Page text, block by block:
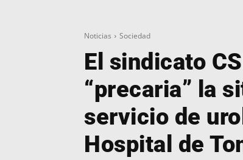
Noticias Sociedad
El sindicato
“precaria” la
servicio de
Hospital de